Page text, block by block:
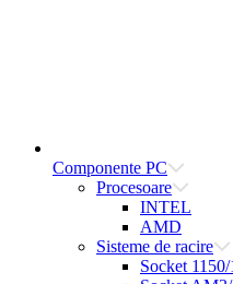
Componente PC
Procesoare
INTEL
AMD
Sisteme de racire
Socket